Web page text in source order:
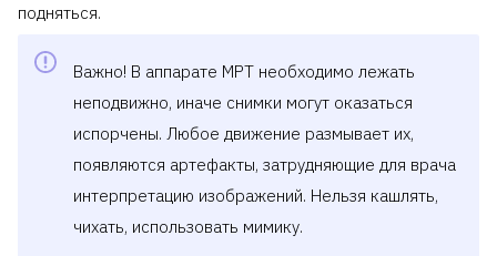
подняться.
Важно! В аппарате МРТ необходимо лежать
неподвижно, иначе снимки могут оказаться
испорчены. Любое движение размывает их,
появляются артефакты, затрудняющие для врача
интерпретацию изображений. Нельзя кашлять,
чихать, использовать мимику.